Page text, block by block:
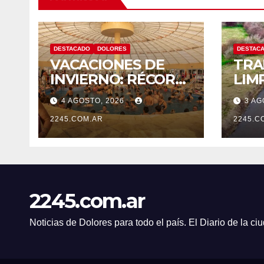
DESTACADO DOLORES
VACACIONES DE
INVIERNO: RÉCORD
HISTÓRICO DE
VISITANTES Y
RECAUDACIÓN EN
EL PARQUE TERMAL
4 AGOSTO, 2026
2245.COM.AR
EN
3
2245.com.ar
Noticias de Dolores para todo el país. El Diario de la